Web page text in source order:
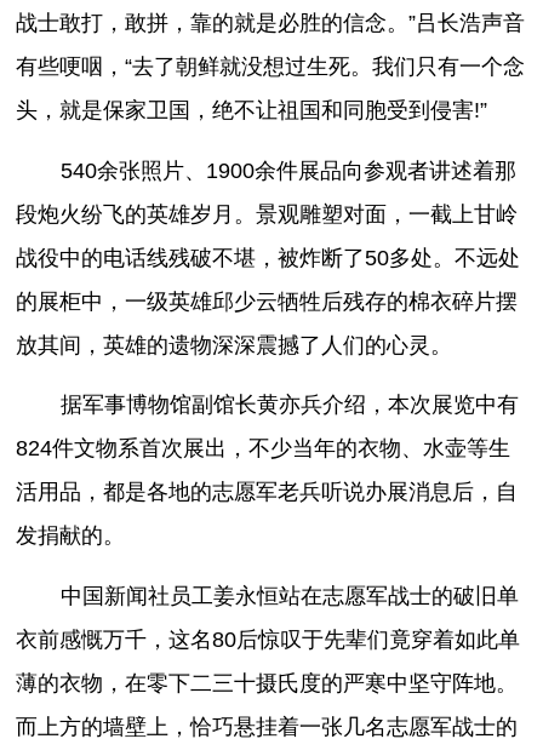
战士敢打，敢拼，靠的就是必胜的信念。”吕长浩声音
有些哽咽，“去了朝鲜就没想过生死。我们只有一个念
头，就是保家卫国，绝不让祖国和同胞受到侵害!”
540余张照片、1900余件展品向参观者讲述着那
段炮火纷飞的英雄岁月。景观雕塑对面，一截上甘岭
战役中的电话线残破不堪，被炸断了50多处。不远处
的展柜中，一级英雄邱少云牺牲后残存的棉衣碎片摆
放其间，英雄的遗物深深震撼了人们的心灵。
据军事博物馆副馆长黄亦兵介绍，本次展览中有
824件文物系首次展出，不少当年的衣物、水壶等生
活用品，都是各地的志愿军老兵听说办展消息后，自
发捐献的。
中国新闻社员工姜永恒站在志愿军战士的破旧单
衣前感慨万千，这名80后惊叹于先辈们竟穿着如此单
薄的衣物，在零下二三十摄氏度的严寒中坚守阵地。
而上方的墙壁上，恰巧悬挂着一张几名志愿军战士的